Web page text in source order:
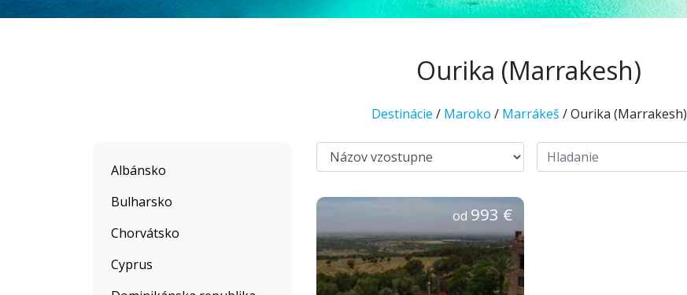
Ourika (Marrakesh)
Destinácie / Maroko / Marrákeš / Ourika (Marrakesh)
Albánsko
Bulharsko
Chorvátsko
Cyprus
od 993 €